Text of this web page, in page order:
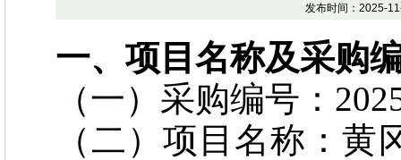
发布时间：2025-
一、项目名称及采购
（一）采购编号：
（二）项目名称：